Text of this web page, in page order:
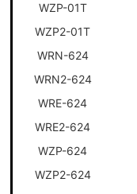
WZP-01T
WZP2-01T
WRN-624
WRN2-624
WRE-624
WRE2-624
WZP-624
WZP2-624